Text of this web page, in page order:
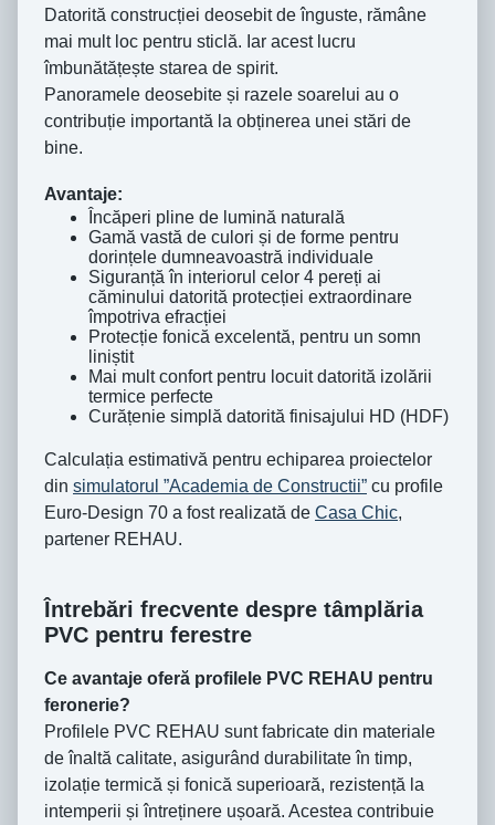
Datorită construcției deosebit de înguste, rămâne
mai mult loc pentru sticlă. Iar acest lucru
îmbunătățește starea de spirit.
Panoramele deosebite și razele soarelui au o
contribuție importantă la obținerea unei stări de
bine.
Avantaje:
Încăperi pline de lumină naturală
Gamă vastă de culori și de forme pentru
dorințele dumneavoastră individuale
Siguranță în interiorul celor 4 pereți ai
căminului datorită protecției extraordinare
împotriva efracției
Protecție fonică excelentă, pentru un somn
liniștit
Mai mult confort pentru locuit datorită izolării
termice perfecte
Curățenie simplă datorită finisajului HD (HDF)
Calculația estimativă pentru echiparea proiectelor
din simulatorul ”Academia de Constructii” cu profile
Euro-Design 70 a fost realizată de Casa Chic,
partener REHAU.
Întrebări frecvente despre tâmplăria
PVC pentru ferestre
Ce avantaje oferă profilele PVC REHAU pentru
feronerie?
Profilele PVC REHAU sunt fabricate din materiale
de înaltă calitate, asigurând durabilitate în timp,
izolație termică și fonică superioară, rezistență la
intemperii și întreținere ușoară. Acestea contribuie